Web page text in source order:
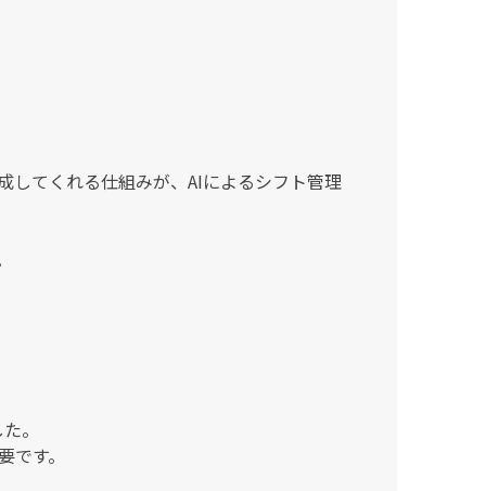
してくれる仕組みが、AIによるシフト管理
。
す。